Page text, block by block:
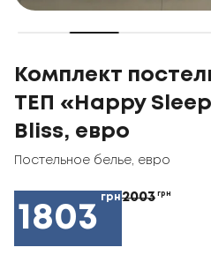
Комплект
ТЕП «Happy
Bliss, евро
Постельное белье евро
1803
грн2003 грн